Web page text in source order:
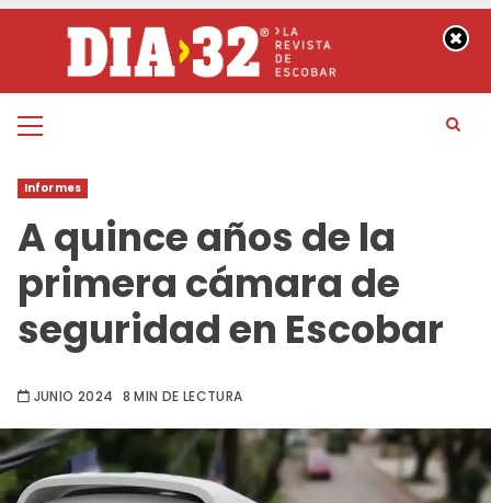
contenido
Menú
Informes
A quince años de la
primera cámara de
seguridad en Escobar
JUNIO 2024 8 MIN DE LECTURA